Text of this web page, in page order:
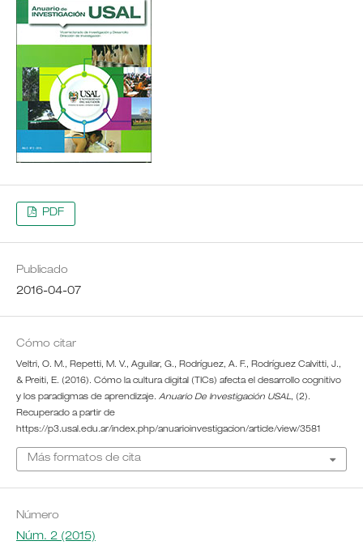
PDF
Publicado
2016-04-07
Cómo citar
Veltri, O. M., Repetti, M. V., Aguilar, G., Rodríguez, A. F., Rodríguez Calvitti, J.,
& Preiti, E. (2016). Cómo la cultura digital (TICs) afecta el desarrollo cognitivo
y los paradigmas de aprendizaje. Anuario De Investigación USAL, (2).
Recuperado a partir de
https://p3.usal.edu.ar/index.php/anuarioinvestigacion/article/view/3581
Más formatos de cita
Número
Núm. 2 (2015)